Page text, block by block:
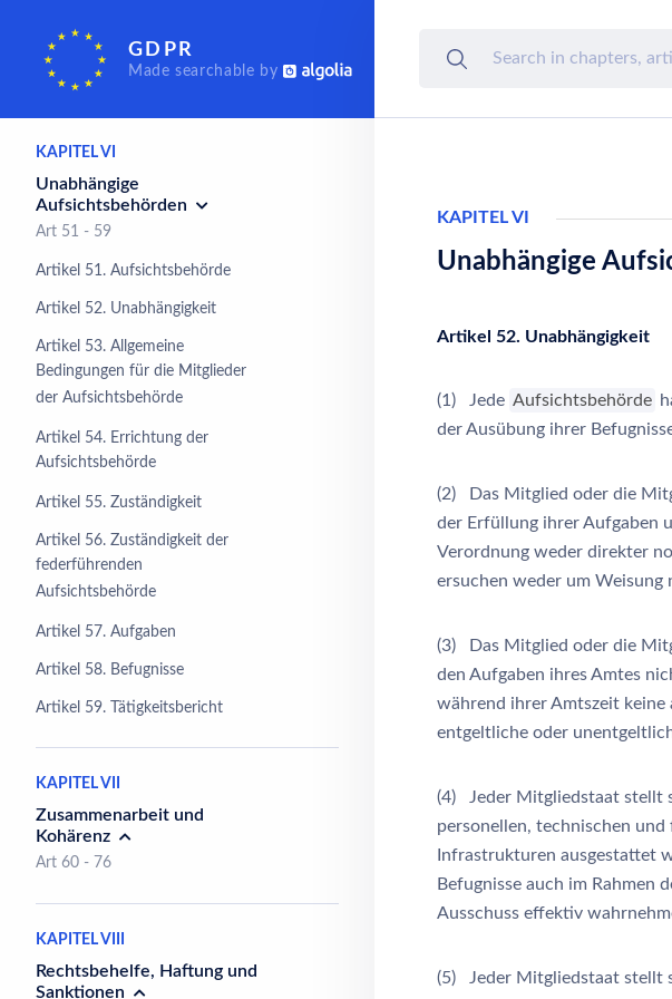
GDPR
Made searchable by
internationale
Organisationen
Art 44 - 50
KAPITEL VI
Unabhängige
Aufsichtsbehörden
Art 51 - 59
Artikel 51. Aufsichtsbehörde
Artikel 52. Unabhängigkeit
Artikel 53. Allgemeine
Bedingungen für die Mitglieder
der Aufsichtsbehörde
Artikel 54. Errichtung der
Aufsichtsbehörde
Artikel 55. Zuständigkeit
Artikel 56. Zuständigkeit der
federführenden
Aufsichtsbehörde
Artikel 57. Aufgaben
Artikel 58. Befugnisse
Artikel 59. Tätigkeitsbericht
KAPITEL VII
Zusammenarbeit und
Kohärenz
Art 60 - 76
KAPITEL VIII
Rechtsbehelfe, Haftung und
Sanktionen
KAPITEL VI
Unabhängige
Artikel 52. Unabhängigkeit
(1) Jede Aufsichtsbehörde
der Ausübung ihrer
(2) Das Mitglied oder die
der Erfüllung ihrer Aufgaben
Verordnung weder direkter
ersuchen weder um Weisung
(3) Das Mitglied oder die
den Aufgaben ihres Amtes
während ihrer Amtszeit
entgeltliche oder
(4) Jeder Mitgliedstaat stellt
personellen, technischen und
Infrastrukturen ausgestattet
Befugnisse auch im Rahmen
Ausschuss effektiv
(5) Jeder Mitgliedstaat stellt